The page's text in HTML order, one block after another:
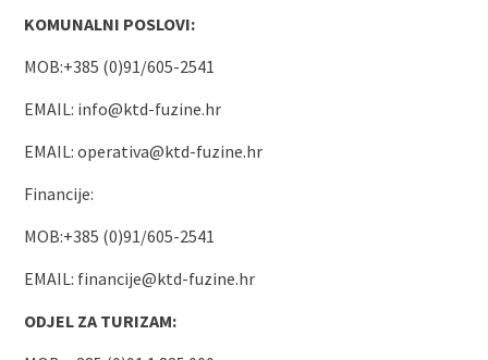
KOMUNALNI POSLOVI:
MOB:+385 (0)91/605-2541
EMAIL: info@ktd-fuzine.hr
EMAIL: operativa@ktd-fuzine.hr
Financije:
MOB:+385 (0)91/605-2541
EMAIL: financije@ktd-fuzine.hr
ODJEL ZA TURIZAM: